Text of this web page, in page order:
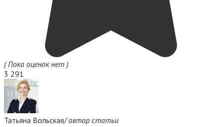
( Пока оценок нет )
3 291
Татьяна Вольская/ автор статьи